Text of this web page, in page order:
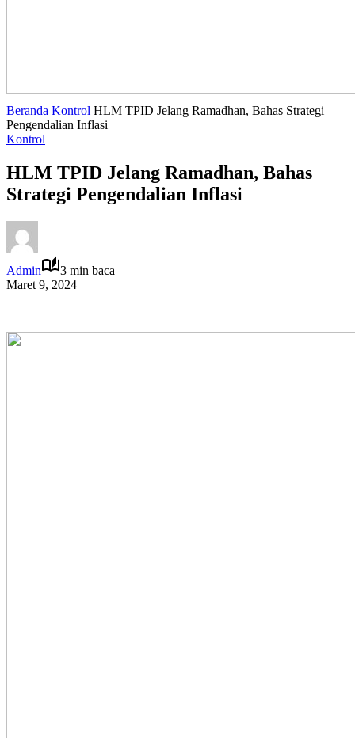
Beranda Kontrol HLM TPID Jelang Ramadhan, Bahas Strategi
Pengendalian Inflasi
Kontrol
HLM TPID Jelang Ramadhan, Bahas
Strategi Pengendalian Inflasi
Admin
3 min baca
Maret 9, 2024